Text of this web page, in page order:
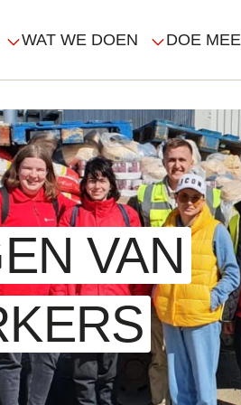
WAT WE DOEN DOE MEE
VAN